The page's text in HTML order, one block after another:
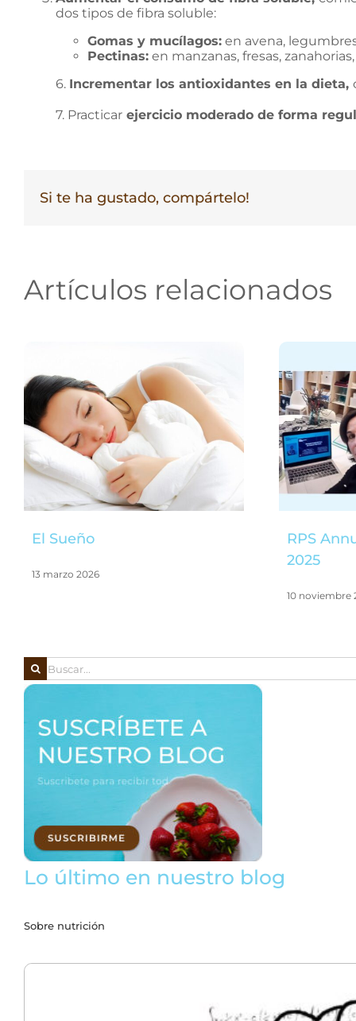
dos tipos de fibra soluble:
Gomas y mucílagos: en avena,
Pectinas: en manzanas, fresas,
6. Incrementar los antioxidantes en la dieta,
7. Practicar ejercicio moderado de forma
Si te ha gustado, compártelo!
Artículos relacionados
El Sueño
13 marzo 2026
RPS
2025
10 noviembre
Buscar:
Lo último en nuestro blog
Sobre nutrición